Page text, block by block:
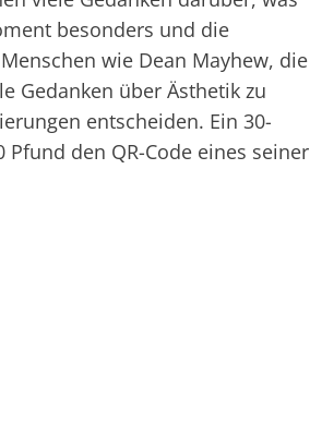
besonders und die
wie Dean Mayhew, die
Gedanken über Ästhetik zu
entscheiden. Ein 30-
den QR-Code eines seiner